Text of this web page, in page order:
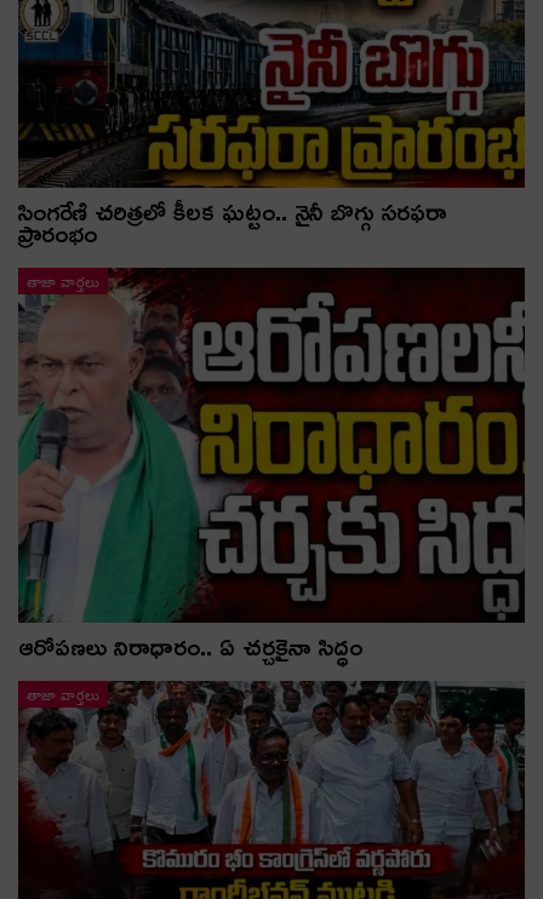
సింగరేణి చరిత్రలో కీలక ఘట్టం.. నైనీ బొగ్గు సరఫరా
ప్రారంభం
తాజా వార్తలు
ఆరోపణలు నిరాధారం.. ఏ చర్చకైనా సిద్ధం
తాజా వార్తలు